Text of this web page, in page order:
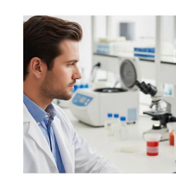
кота:
розвивати
мислення
та
не
дати
нудьгувати